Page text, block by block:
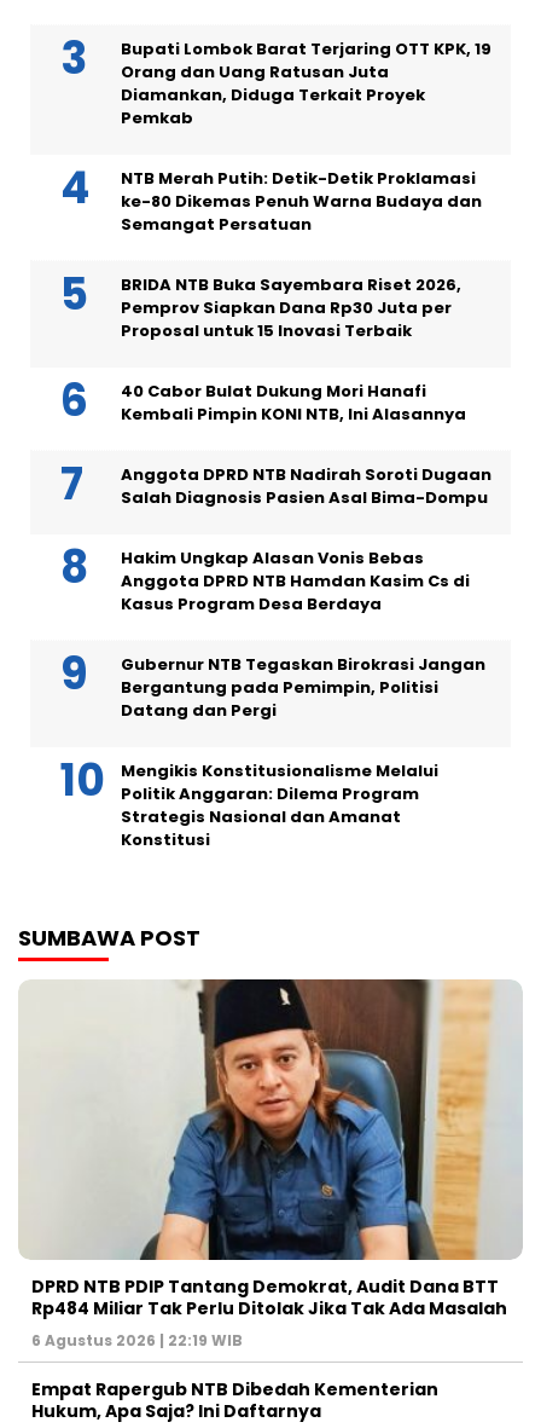
Bupati Lombok Barat Terjaring OTT KPK, 19
Orang dan Uang Ratusan Juta
Diamankan, Diduga Terkait Proyek
Pemkab
NTB Merah Putih: Detik-Detik Proklamasi
ke-80 Dikemas Penuh Warna Budaya dan
Semangat Persatuan
BRIDA NTB Buka Sayembara Riset 2026,
Pemprov Siapkan Dana Rp30 Juta per
Proposal untuk 15 Inovasi Terbaik
40 Cabor Bulat Dukung Mori Hanafi
Kembali Pimpin KONI NTB, Ini Alasannya
Anggota DPRD NTB Nadirah Soroti Dugaan
Salah Diagnosis Pasien Asal Bima-Dompu
Hakim Ungkap Alasan Vonis Bebas
Anggota DPRD NTB Hamdan Kasim Cs di
Kasus Program Desa Berdaya
Gubernur NTB Tegaskan Birokrasi Jangan
Bergantung pada Pemimpin, Politisi
Datang dan Pergi
Mengikis Konstitusionalisme Melalui
Politik Anggaran: Dilema Program
Strategis Nasional dan Amanat
Konstitusi
SUMBAWA POST
DPRD NTB PDIP Tantang Demokrat, Audit Dana BTT
Rp484 Miliar Tak Perlu Ditolak Jika Tak Ada Masalah
6 Agustus 2026 | 22:19 WIB
Empat Rapergub NTB Dibedah Kementerian
Hukum, Apa Saja? Ini Daftarnya